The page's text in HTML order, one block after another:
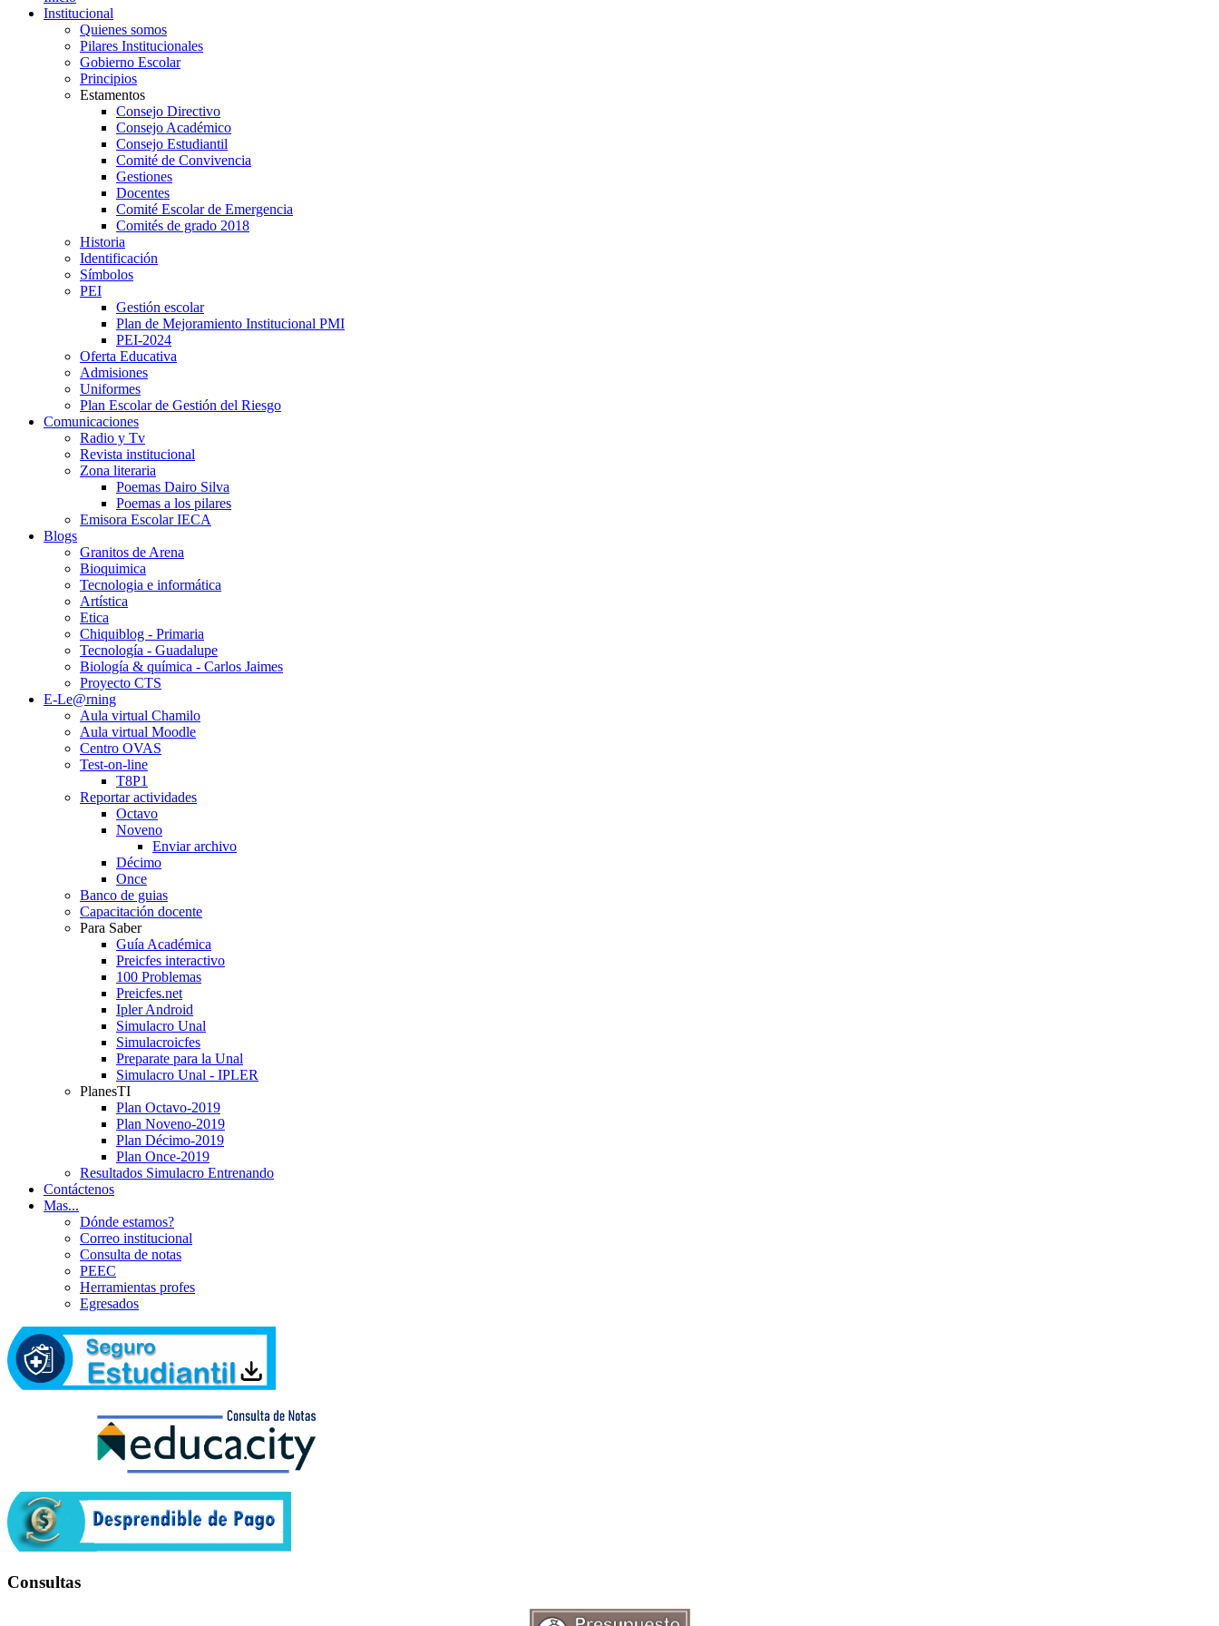
Institucional
Quienes somos
Pilares Institucionales
Gobierno Escolar
Principios
Estamentos
Consejo Directivo
Consejo Académico
Consejo Estudiantil
Comité de Convivencia
Gestiones
Docentes
Comité Escolar de Emergencia
Comités de grado 2018
Historia
Identificación
Símbolos
PEI
Gestión escolar
Plan de Mejoramiento Institucional PMI
PEI-2024
Oferta Educativa
Admisiones
Uniformes
Plan Escolar de Gestión del Riesgo
Comunicaciones
Radio y Tv
Revista institucional
Zona literaria
Poemas Dairo Silva
Poemas a los pilares
Emisora Escolar IECA
Blogs
Granitos de Arena
Bioquimica
Tecnologia e informática
Artística
Etica
Chiquiblog - Primaria
Tecnología - Guadalupe
Biología & química - Carlos Jaimes
Proyecto CTS
E-Le@rning
Aula virtual Chamilo
Aula virtual Moodle
Centro OVAS
Test-on-line
T8P1
Reportar actividades
Octavo
Noveno
Enviar archivo
Décimo
Once
Banco de guias
Capacitación docente
Para Saber
Guía Académica
Preicfes interactivo
100 Problemas
Preicfes.net
Ipler Android
Simulacro Unal
Simulacroicfes
Preparate para la Unal
Simulacro Unal - IPLER
PlanesTI
Plan Octavo-2019
Plan Noveno-2019
Plan Décimo-2019
Plan Once-2019
Resultados Simulacro Entrenando
Contáctenos
Mas...
Dónde estamos?
Correo institucional
Consulta de notas
PEEC
Herramientas profes
Egresados
Consultas